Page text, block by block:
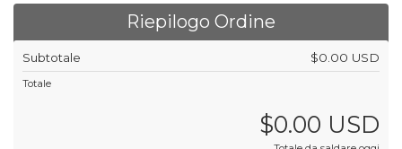
Riepilogo Ordine
Subtotale $0.00 USD
Totale
$0.00 USD